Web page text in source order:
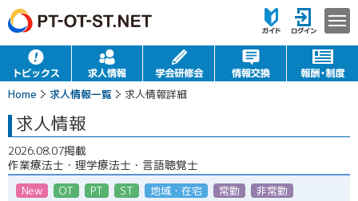
Home 求人情報一覧 求人情報詳細
求人情報
2026.08.07掲載
作業療法士・理学療法士・言語聴覚士
New OT PT ST 地域・在宅 常勤
非常勤（パート）